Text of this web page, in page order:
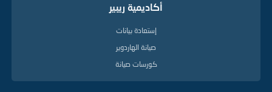
أكاديمية ريبير
إستعادة بيانات
صيانة الهاردوير
كورسات صيانة